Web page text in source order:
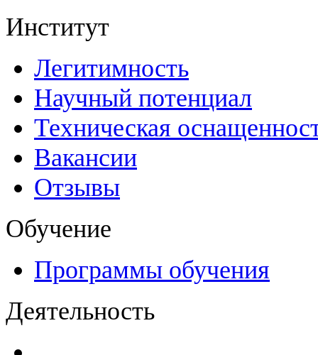
Институт
Легитимность
Научный потенциал
Техническая
Вакансии
Отзывы
Обучение
Программы обучения
Деятельность